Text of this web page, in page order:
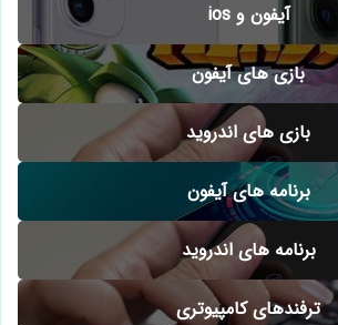
آیفون و ios
بازی های آیفون
بازی های اندروید
برنامه های آیفون
برنامه های اندروید
ترفندهای کامپیوتری